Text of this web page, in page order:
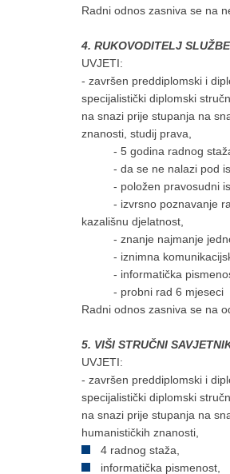
Radni odnos zasniva se na
4. RUKOVODITELJ
UVJETI:
- završen preddiplomski i
specijalistički diplomski
na snazi prije stupanja na
znanosti, studij prava,
- 5 godina radnog staža
- da se ne nalazi pod
- položen pravosudni
- izvrsno poznavanje
kazališnu djelatnost,
- znanje najmanje
- iznimna
- informatička
- probni rad 6 mjeseci
Radni odnos zasniva se na
5. VIŠI STRUČNI
UVJETI:
- završen preddiplomski i
specijalistički diplomski
na snazi prije stupanja na
humanističkih znanosti,
4 radnog staža,
informatička pismenost,